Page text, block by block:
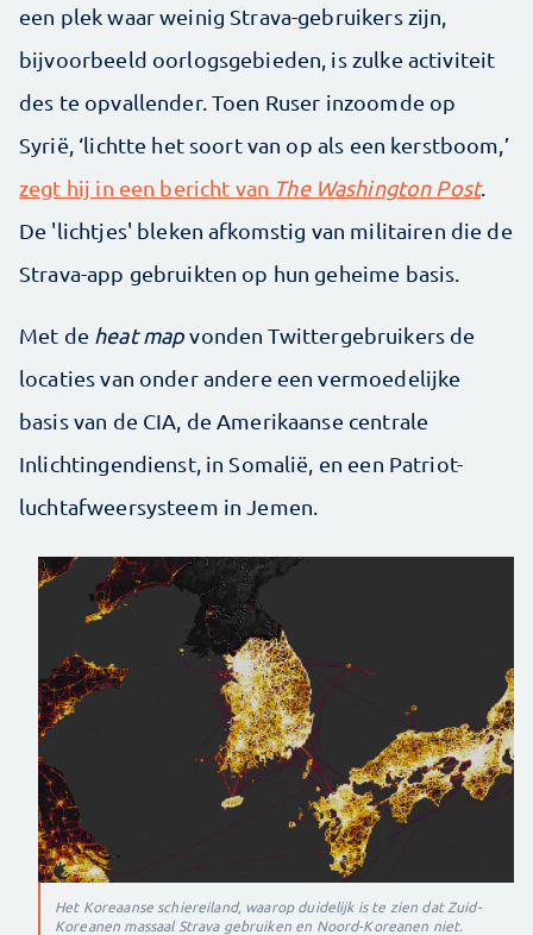
een plek waar weinig Strava-gebruikers zijn,
bijvoorbeeld oorlogsgebieden, is zulke activiteit
des te opvallender. Toen Ruser inzoomde op
Syrië, ‘lichtte het soort van op als een kerstboom,’
zegt hij in een bericht van The Washington Post.
De 'lichtjes' bleken afkomstig van militairen die de
Strava-app gebruikten op hun geheime basis.
Met de heat mapvonden Twittergebruikers de
locaties van onder andere een vermoedelijke
basis van de CIA, de Amerikaanse centrale
Inlichtingendienst, in Somalië, en een Patriot-
luchtafweersysteem in Jemen.
Het Koreaanse schiereiland, waarop duidelijk is te zien dat Zuid-
Koreanen massaal Strava gebruiken en Noord-Koreanen niet.